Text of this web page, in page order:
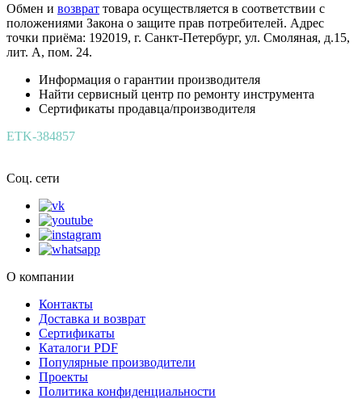
Обмен и возврат товара осуществляется в соответствии с
положениями Закона о защите прав потребителей. Адрес
точки приёма: 192019, г. Санкт-Петербург, ул. Смоляная, д.15,
лит. А, пом. 24.
Информация о гарантии производителя
Найти сервисный центр по ремонту инструмента
Сертификаты продавца/производителя
ETK-384857
Соц. сети
О компании
Контакты
Доставка и возврат
Сертификаты
Каталоги PDF
Популярные производители
Проекты
Политика конфиденциальности